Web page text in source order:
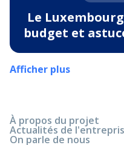
Le
budget et
Afficher plus
À propos du projet
Actualités de
On parle de nous